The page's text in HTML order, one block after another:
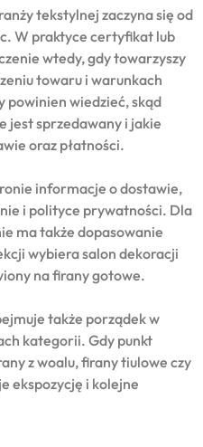
tekstylnej zaczyna się od
W praktyce certyfikat lub
wtedy, gdy towarzyszy
towaru i warunkach
powinien wiedzieć, skąd
jest sprzedawany i jakie
oraz płatności.
informacje o dostawie,
i polityce prywatności. Dla
ma także dopasowanie
wybiera salon dekoracji
na firany gotowe.
także porządek w
kategorii. Gdy punkt
z woalu, firany tiulowe czy
ekspozycję i kolejne